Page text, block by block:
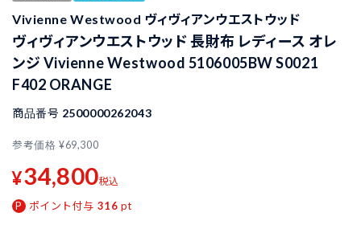
Vivienne Westwood ヴィヴィアンウエストウッド
ヴィヴィアンウエストウッド 長財布 レディース オレ
ンジ Vivienne Westwood 5106005BW S0021
F402 ORANGE
商品番号 2500000262043
参考価格 ¥69,300
¥34,800税込
ポイント付与 316 pt